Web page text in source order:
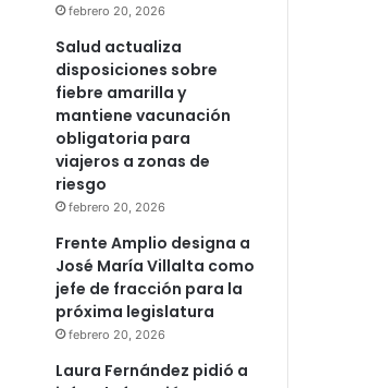
febrero 20, 2026
Salud actualiza
disposiciones sobre
fiebre amarilla y
mantiene vacunación
obligatoria para
viajeros a zonas de
riesgo
febrero 20, 2026
Frente Amplio designa a
José María Villalta como
jefe de fracción para la
próxima legislatura
febrero 20, 2026
Laura Fernández pidió a